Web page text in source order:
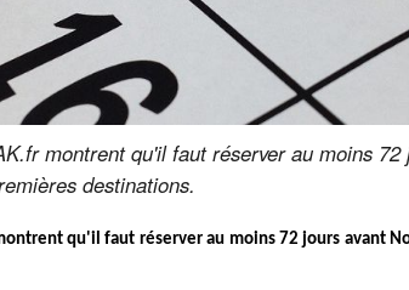
montrent qu'il faut réserver au moins
destinations.
qu'il faut réserver au moins 72 jours avant